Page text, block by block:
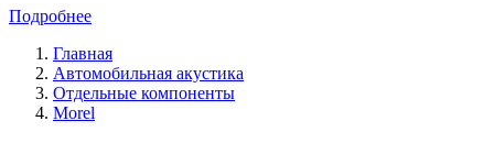
Подробнее
Главная
Автомобильная акустика
Отдельные компоненты
Morel